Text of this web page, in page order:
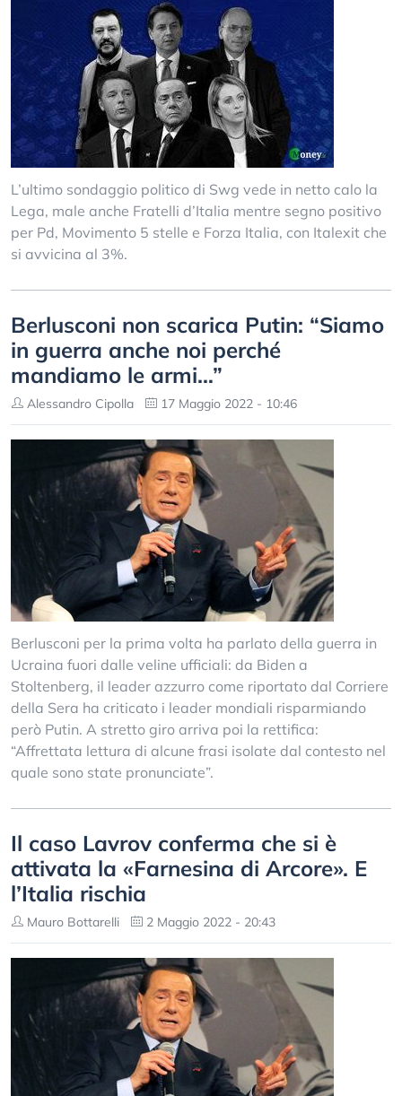
L’ultimo sondaggio politico di Swg vede in netto calo la
Lega, male anche Fratelli d’Italia mentre segno positivo
per Pd, Movimento 5 stelle e Forza Italia, con Italexit che
si avvicina al 3%.
Berlusconi non scarica Putin: “Siamo
in guerra anche noi perché
mandiamo le armi…”
Alessandro Cipolla 17 Maggio 2022 - 10:46
Berlusconi per la prima volta ha parlato della guerra in
Ucraina fuori dalle veline ufficiali: da Biden a
Stoltenberg, il leader azzurro come riportato dal Corriere
della Sera ha criticato i leader mondiali risparmiando
però Putin. A stretto giro arriva poi la rettifica:
“Affrettata lettura di alcune frasi isolate dal contesto nel
quale sono state pronunciate”.
Il caso Lavrov conferma che si è
attivata la «Farnesina di Arcore». E
l’Italia rischia
Mauro Bottarelli 2 Maggio 2022 - 20:43